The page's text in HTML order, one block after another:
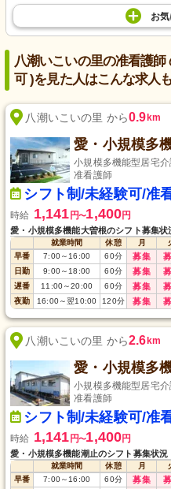
お
八潮いこいの里の准看護
可 )を見た人はこんな求人
八潮いこいの里 から0.9km
愛・小規模多
小規模多機能型居宅介
准看護師
シフト制/未経験可/准
時給 1,141 円〜1,400円
愛・小規模多機能大曽根のシフト募集状
就業時間 休憩 月
早番
7:00～16:00 60分 募集
日勤 9:00～18:00 60分 募集
遅番 11:00～20:00 60分 募集
夜勤 16:00～翌10:00 120分 募集
八潮いこいの里 から2.6km
愛・小規模多
小規模多機能型居宅介
准看護師
シフト制/未経験可/准
時給 1,141 円〜1,400円
愛・小規模多機能潮止のシフト募集状況
就業時間 休憩 月
早番
7:00～16:00 60分 募集